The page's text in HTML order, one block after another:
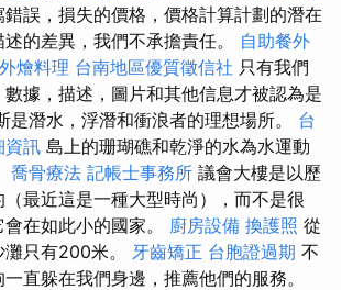
誤，損失的價格，價格計算計劃的潛在
的差異，我們不承擔責任。 自助餐外
燴料理 台南地區優質徵信社 只有我們
數據，描述，圖片和其他信息才被認為是
是潛水，浮潛和衝浪者的理想場所。 台
資訊 島上的珊瑚礁和乾淨的水為水運動
喬骨療法 記帳士事務所 議會大樓是以歷
最近這是一種大型時尚），而不是很
在如此小的國家。 廚房設備 換護照 從
只有200米。 牙齒矯正 台胞證過期 不
直躲在我們身邊，推薦他們的服務。